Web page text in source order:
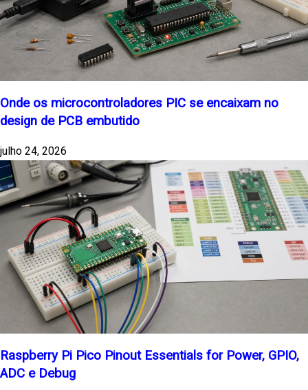
Onde os microcontroladores PIC se encaixam no
design de PCB embutido
julho 24, 2026
Raspberry Pi Pico Pinout Essentials for Power, GPIO,
ADC e Debug